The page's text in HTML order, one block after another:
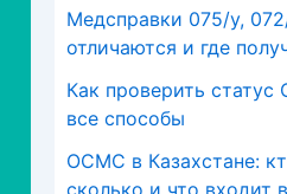
Медсправки 075/у,
отличаются и где
Как проверить
все способы
ОСМС в Казахстане: